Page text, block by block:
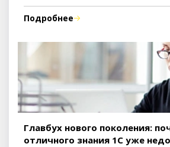
Подробнее
Главбух нового поколения:
отличного знания 1С уже